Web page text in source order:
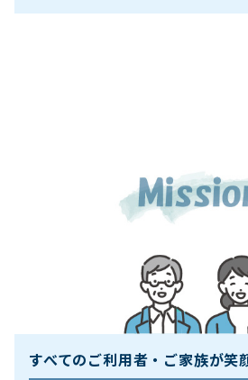
すべてのご利用者・ご家族が笑